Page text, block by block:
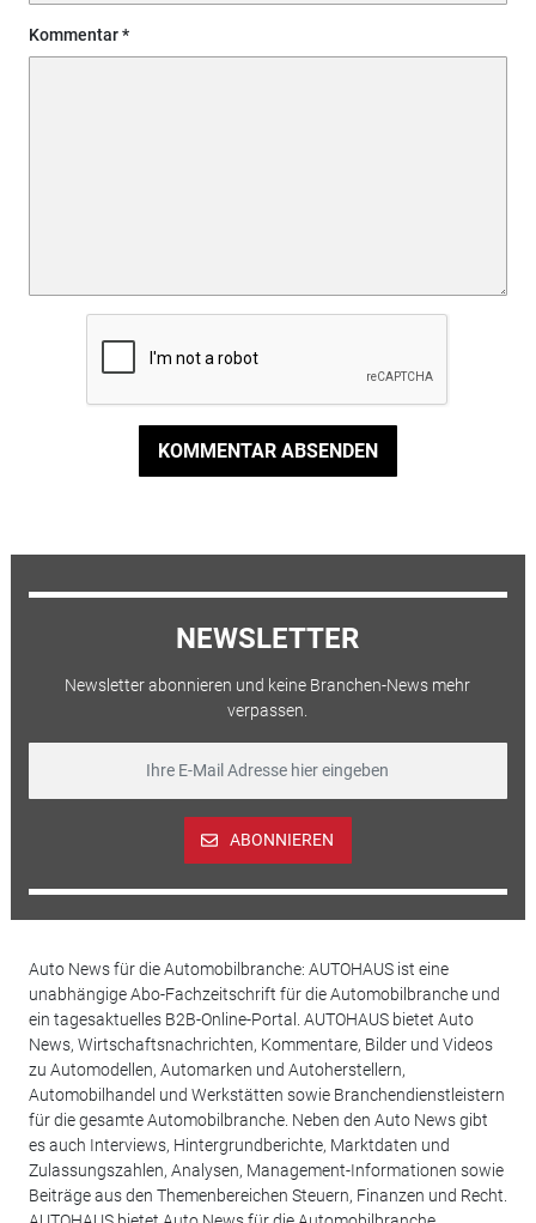
Kommentar
KOMMENTAR ABSENDEN
NEWSLETTER
Newsletter abonnieren und keine Branchen-News mehr
verpassen.
ABONNIEREN
Auto News für die Automobilbranche: AUTOHAUS ist eine
unabhängige Abo-Fachzeitschrift für die Automobilbranche und
ein tagesaktuelles B2B-Online-Portal. AUTOHAUS bietet Auto
News, Wirtschaftsnachrichten, Kommentare, Bilder und Videos
zu Automodellen, Automarken und Autoherstellern,
Automobilhandel und Werkstätten sowie Branchendienstleistern
für die gesamte Automobilbranche. Neben den Auto News gibt
es auch Interviews, Hintergrundberichte, Marktdaten und
Zulassungszahlen, Analysen, Management-Informationen sowie
Beiträge aus den Themenbereichen Steuern, Finanzen und Recht.